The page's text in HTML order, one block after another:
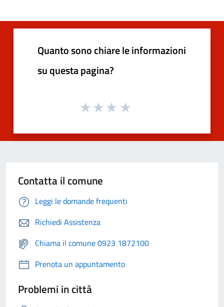
Quanto sono chiare le informazioni
su questa pagina?
Contatta il comune
Leggi le domande frequenti
Richiedi Assistenza
Chiama il comune 0923 1872100
Prenota un appuntamento
Problemi in città